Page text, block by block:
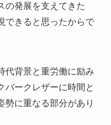
の発展を支えてきた
できると思ったからで
代背景と重労働に励み
バークレザーに時間と
勢に重なる部分があり